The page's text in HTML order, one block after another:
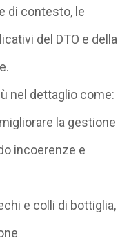
di contesto, le
del DTO e della
nel dettaglio come:
la gestione
incoerenze e
e colli di bottiglia,